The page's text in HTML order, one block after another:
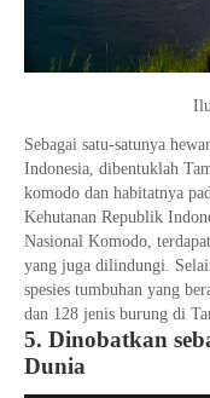
Sebagai satu-satunya
Indonesia, dibentuklah
komodo dan habitatnya
Kehutanan Republik
Nasional Komodo,
yang juga dilindungi.
spesies tumbuhan yang
dan 128 jenis burung di
5. Dinobatkan
Dunia